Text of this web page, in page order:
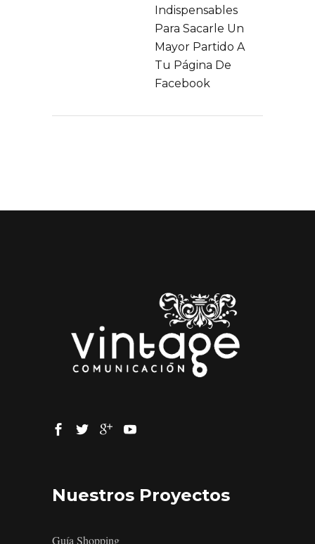
Indispensables
Para Sacarle Un
Mayor Partido A
Tu Página De
Facebook
Nuestros Proyectos
Guía Shopping